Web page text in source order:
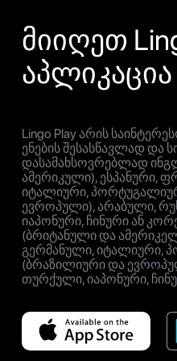
მიიღეთ
Lingo Play არის
ენების შესასწავლად და
დასამახსოვრებლად
ამერიკული), ესპანური,
იტალიური,
ევროპული), არაბული,
იაპონური, ჩინური ან
(ბრიტანული და
გერმანული, იტალიური,
(ბრაზილიური და
თურქული, იაპონური,